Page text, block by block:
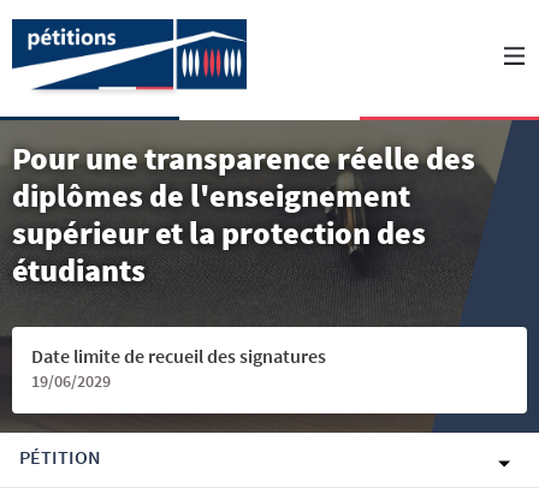
Pour une transparence réelle des
diplômes de l'enseignement
supérieur et la protection des
étudiants
Date limite de recueil des signatures
19/06/2029
PÉTITION